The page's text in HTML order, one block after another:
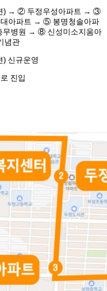
) → ② 두정우성아파트 → ③
아파트 → ⑤ 봉명청솔아파
병원 → ⑧ 신성미소지움아
념관
신규운영
진입